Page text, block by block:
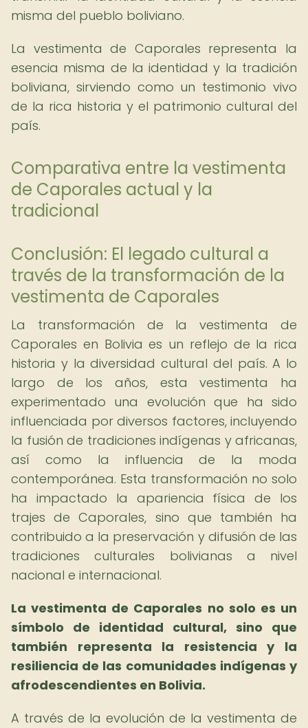
misma del pueblo boliviano.
La vestimenta de Caporales representa la
esencia misma de la identidad y la tradición
boliviana, sirviendo como un testimonio vivo
de la rica historia y el patrimonio cultural del
país.
Comparativa entre la vestimenta
de Caporales actual y la
tradicional
Conclusión: El legado cultural a
través de la transformación de la
vestimenta de Caporales
La transformación de la vestimenta de
Caporales en Bolivia es un reflejo de la rica
historia y la diversidad cultural del país. A lo
largo de los años, esta vestimenta ha
experimentado una evolución que ha sido
influenciada por diversos factores, incluyendo
la fusión de tradiciones indígenas y africanas,
así como la influencia de la moda
contemporánea. Esta transformación no solo
ha impactado la apariencia física de los
trajes de Caporales, sino que también ha
contribuido a la preservación y difusión de las
tradiciones culturales bolivianas a nivel
nacional e internacional.
La vestimenta de Caporales no solo es un
símbolo de identidad cultural, sino que
también representa la resistencia y la
resiliencia de las comunidades indígenas y
afrodescendientes en Bolivia.
A través de la evolución de la vestimenta de